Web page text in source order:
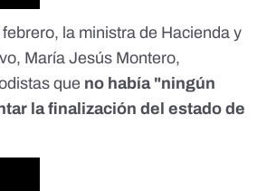
la ministra de Hacienda y
María Jesús Montero,
que no había "ningún
la finalización del estado de